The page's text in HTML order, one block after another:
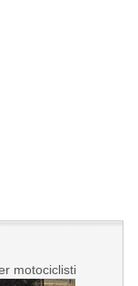
motociclisti